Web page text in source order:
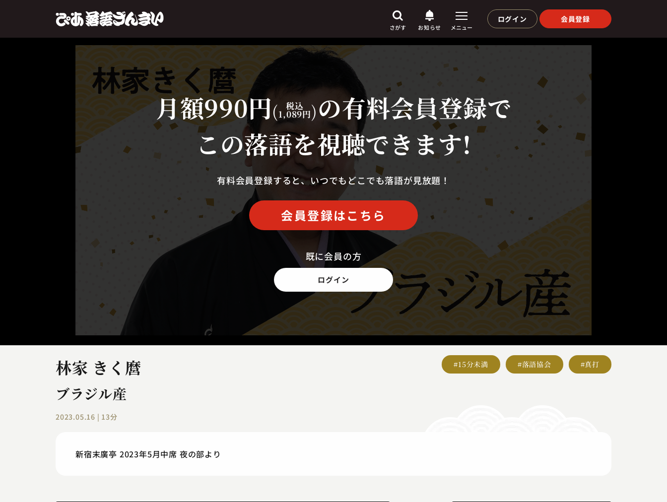
さがす
芸人からさがす
演目
上演時間からさがす
お知らせ メニュー
ログイン 会員登録
月額990円( 税込
1,089円)の有料会員登録で
この落語を視聴できます!
有料会員登録すると、いつでもどこでも落語が見放題！
会員登録はこちら
既に会員の方
ログイン
林家 きく麿
ブラジル産
2023.05.16 | 13分
#15分未満 #落語協会 #真打
新宿末廣亭 2023年5月中席 夜の部より